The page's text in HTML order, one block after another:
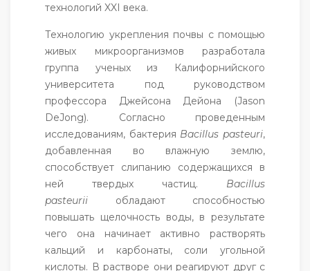
технологий XXI века.
Технологию укрепления почвы с помощью
живых микроорганизмов разработала
группа ученых из Калифорнийского
университета под руководством
профессора Джейсона Дейона (Jason
DeJong). Согласно проведенным
исследованиям, бактерия Bacillus pasteuri,
добавленная во влажную землю,
способствует слипанию содержащихся в
ней твердых частиц.
Bacillus
pasteurii
обладают способностью
повышать щелочность воды, в результате
чего она начинает активно растворять
кальций и карбонаты, соли угольной
кислоты. В растворе они реагируют друг с